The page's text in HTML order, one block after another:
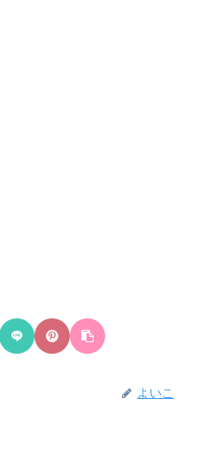
よいこ